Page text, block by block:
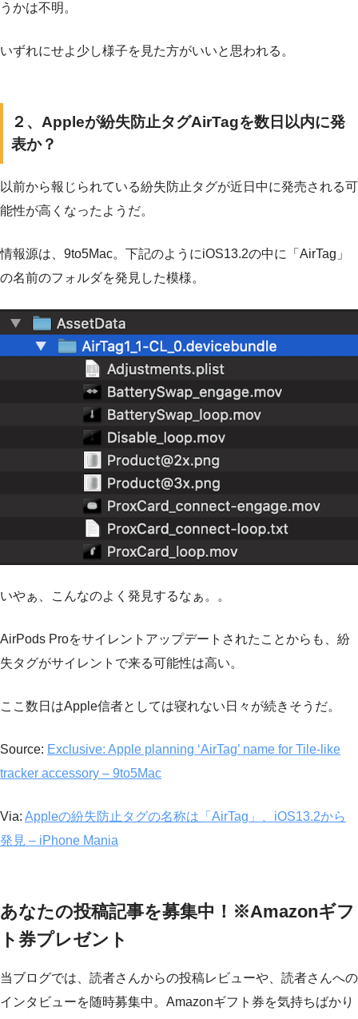
うかは不明。
いずれにせよ少し様子を見た方がいいと思われる。
２、Appleが紛失防止タグAirTagを数日以内に発
表か？
以前から報じられている紛失防止タグが近日中に発売される可
能性が高くなったようだ。
情報源は、9to5Mac。下記のようにiOS13.2の中に「AirTag」
の名前のフォルダを発見した模様。
いやぁ、こんなのよく発見するなぁ。。
AirPods Proをサイレントアップデートされたことからも、紛
失タグがサイレントで来る可能性は高い。
ここ数日はApple信者としては寝れない日々が続きそうだ。
Source: Exclusive: Apple planning ‘AirTag’ name for Tile-like
tracker accessory – 9to5Mac
Via: Appleの紛失防止タグの名称は「AirTag」、iOS13.2から
発見 – iPhone Mania
あなたの投稿記事を募集中！※Amazonギフ
ト券プレゼント
当ブログでは、読者さんからの投稿レビューや、読者さんへの
インタビューを随時募集中。Amazonギフト券を気持ちばかり